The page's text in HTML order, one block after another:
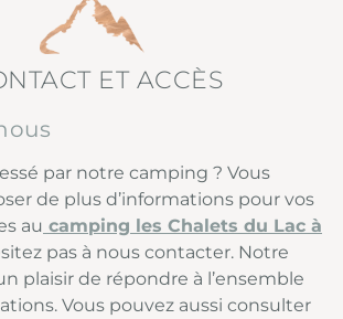
ET ACCÈS
par notre camping ? Vous
de plus d’informations pour vos
au camping les Chalets du Lac à
pas à nous contacter. Notre
plaisir de répondre à l’ensemble
Vous pouvez aussi consulter